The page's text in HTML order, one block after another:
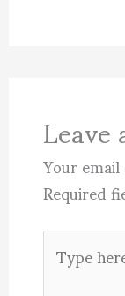
Your
Required
Type
here..